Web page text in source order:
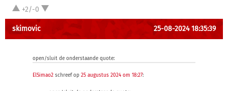
+2/-0
skimovic 25-08-2024 18:35:39
open/sluit de onderstaande quote:
ElSimao2 schreef op 25 augustus 2024 om 18:27: